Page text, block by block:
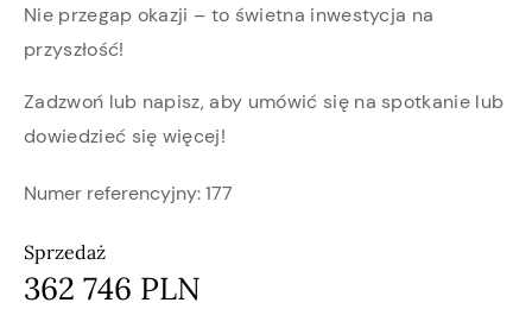
Numer referencyjny:177
Sprzedaż
362 746 PLN
Nie przegap okazji – to świetna inwestycja na
przyszłość!
Zadzwoń lub napisz, aby umówić się na spotkanie lub
dowiedzieć się więcej!